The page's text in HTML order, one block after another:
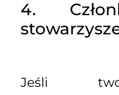
4.
Jeśli